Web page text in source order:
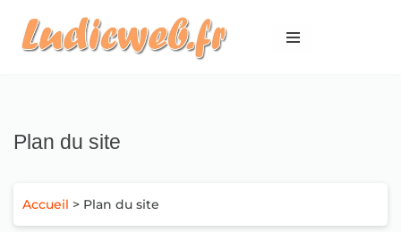
Aller
Plan du site
Accueil > Plan du site